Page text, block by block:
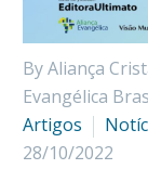
By Aliança
Evangélica
Artigos
28/10/2022